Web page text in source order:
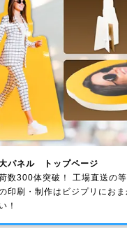
パネル トップページ
数300体突破！ 工場直送の
印刷・制作は ビジプリ にお
！